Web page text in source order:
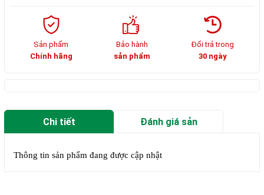
Sản phẩm
Chính hãng
Bảo hành
sản phẩm
Đổi trả trong
30 ngày
Chi tiết Đánh giá sản
Thông tin sản phẩm đang được cập nhật